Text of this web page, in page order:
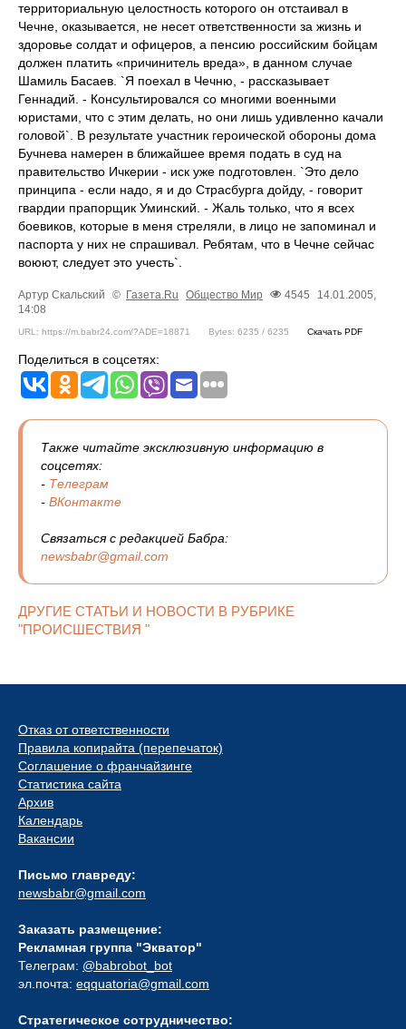
территориальную целостность которого он отстаивал в
Чечне, оказывается, не несет ответственности за жизнь и
здоровье солдат и офицеров, а пенсию российским бойцам
должен платить «причинитель вреда», в данном случае
Шамиль Басаев. `Я поехал в Чечню, - рассказывает
Геннадий. - Консультировался со многими военными
юристами, что с этим делать, но они лишь удивленно качали
головой`. В результате участник героической обороны дома
Бучнева намерен в ближайшее время подать в суд на
правительство Ичкерии - иск уже подготовлен. `Это дело
принципа - если надо, я и до Страсбурга дойду, - говорит
гвардии прапорщик Уминский. - Жаль только, что я всех
боевиков, которые в меня стреляли, в лицо не запоминал и
паспорта у них не спрашивал. Ребятам, что в Чечне сейчас
воюют, следует это учесть`.
Артур Скальский © Газета.Ru Общество Мир 4545
14.01.2005,
14:08
URL: https://m.babr24.com/?ADE=18871 Bytes: 6235 / 6235 Скачать PDF
Поделиться в соцсетях:
Также читайте эксклюзивную информацию в
соцсетях:
- Телеграм
- ВКонтакте
Связаться с редакцией Бабра:
newsbabr@gmail.com
ДРУГИЕ СТАТЬИ И НОВОСТИ В РУБРИКЕ
"ПРОИСШЕСТВИЯ "
Отказ от ответственности
Правила копирайта (перепечаток)
Соглашение о франчайзинге
Статистика сайта
Архив
Календарь
Вакансии
Письмо главреду:
newsbabr@gmail.com
Заказать размещение:
Рекламная группа "Экватор"
Телеграм: @babrobot_bot
эл.почта: eqquatoria@gmail.com
Стратегическое сотрудничество: